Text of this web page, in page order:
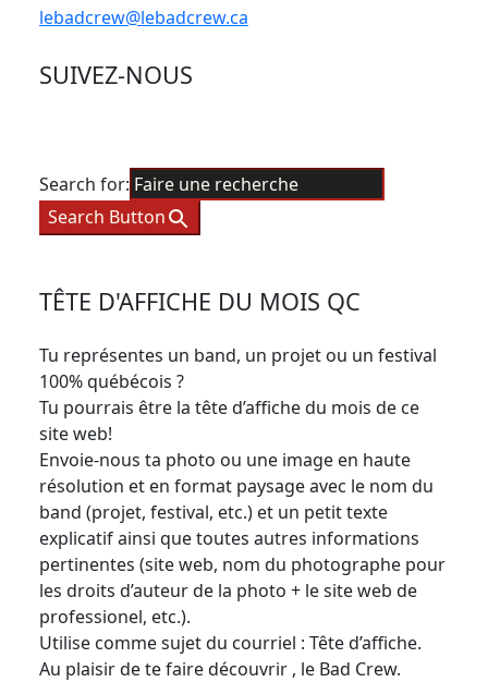
lebadcrew@lebadcrew.ca
SUIVEZ-NOUS
Search for:
Search Button
TÊTE D'AFFICHE DU MOIS QC
Tu représentes un band, un projet ou un festival
100% québécois ?
Tu pourrais être la tête d’affiche du mois de ce
site web!
Envoie-nous ta photo ou une image en haute
résolution et en format paysage avec le nom du
band (projet, festival, etc.) et un petit texte
explicatif ainsi que toutes autres informations
pertinentes (site web, nom du photographe pour
les droits d’auteur de la photo + le site web de
professionel, etc.).
Utilise comme sujet du courriel : Tête d’affiche.
Au plaisir de te faire découvrir , le Bad Crew.